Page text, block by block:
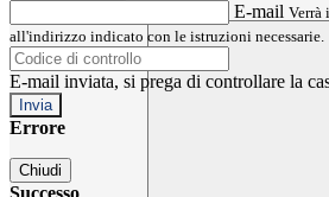
E-mail Verrà
all'indirizzo indicato con le istruzioni necessarie.
E-mail inviata, si prega di controllare la
Errore
Chiudi